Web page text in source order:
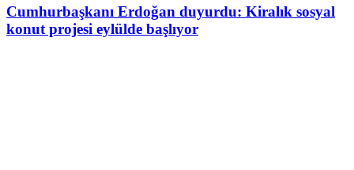
Cumhurbaşkanı Erdoğan duyurdu: Kiralık sosyal
konut projesi eylülde başlıyor